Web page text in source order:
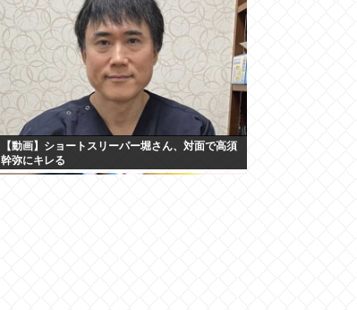
【動画】ショートスリーパー堀さん、対面で高須
幹弥にキレる